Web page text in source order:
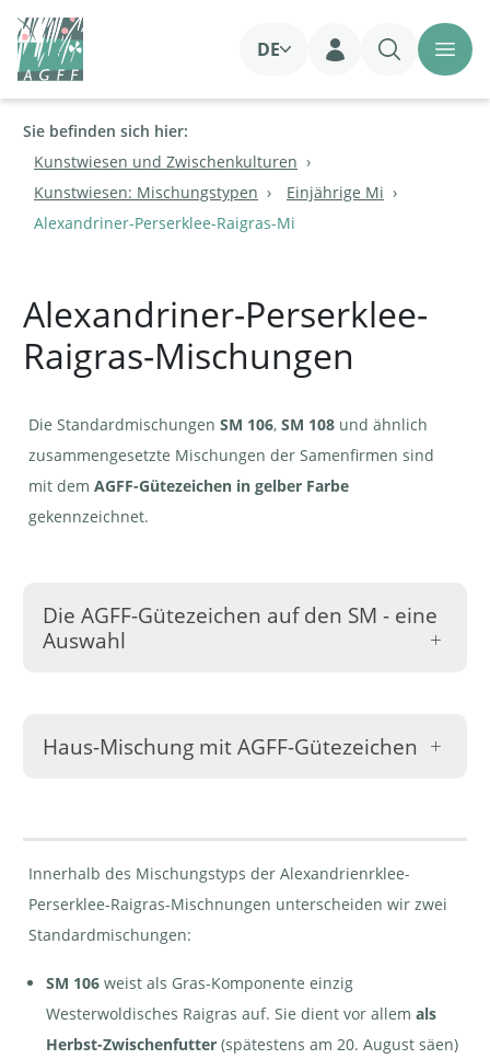
DE
Login
Sie befinden sich hier:
Kunstwiesen und Zwischenkulturen
Kunstwiesen: Mischungstypen
Einjährige Mi
Alexandriner-Perserklee-Raigras-Mi
Alexandriner-Perserklee-
Raigras-Mischungen
Die Standardmischungen SM 106, SM 108 und ähnlich
zusammengesetzte Mischungen der Samenfirmen sind
mit dem AGFF-Gütezeichen in gelber Farbe
gekennzeichnet.
Die AGFF-Gütezeichen auf den SM - eine
Auswahl
© AGFF
Steffen AG
AG | ©
SM 108,
Hauenstein
© AGFF
Haus-Mischung mit AGFF-Gütezeichen
Billion-Mix
Eric
AGFF
Innerhalb des Mischungstyps der Alexandrienrklee-
Perserklee-Raigras-Mischnungen unterscheiden wir zwei
Standardmischungen:
SM 106 weist als Gras-Komponente einzig
Westerwoldisches Raigras auf. Sie dient vor allem als
Herbst-Zwischenfutter (spätestens am 20. August säen)